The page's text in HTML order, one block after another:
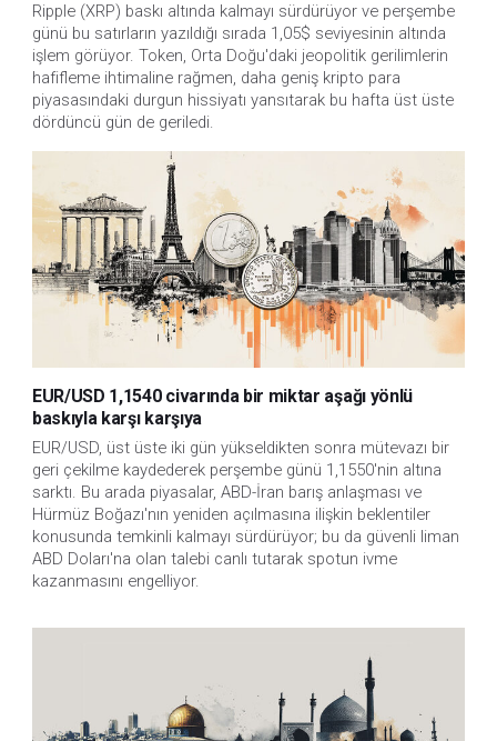
Ripple (XRP) baskı altında kalmayı sürdürüyor ve perşembe
günü bu satırların yazıldığı sırada 1,05$ seviyesinin altında
işlem görüyor. Token, Orta Doğu'daki jeopolitik gerilimlerin
hafifleme ihtimaline rağmen, daha geniş kripto para
piyasasındaki durgun hissiyatı yansıtarak bu hafta üst üste
dördüncü gün de geriledi.
EUR/USD 1,1540 civarında bir miktar aşağı yönlü
baskıyla karşı karşıya
EUR/USD, üst üste iki gün yükseldikten sonra mütevazı bir
geri çekilme kaydederek perşembe günü 1,1550'nin altına
sarktı. Bu arada piyasalar, ABD-İran barış anlaşması ve
Hürmüz Boğazı'nın yeniden açılmasına ilişkin beklentiler
konusunda temkinli kalmayı sürdürüyor; bu da güvenli liman
ABD Doları'na olan talebi canlı tutarak spotun ivme
kazanmasını engelliyor.